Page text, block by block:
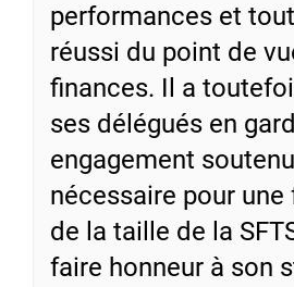
performances et
réussi du point de
finances. Il a
ses délégués en
engagement
nécessaire pour
de la taille de la
faire honneur à son